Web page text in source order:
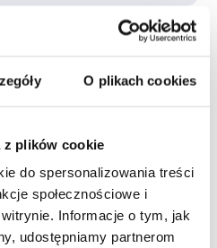
O plikach cookies
z plików cookie
do spersonalizowania treści
społecznościowe i
Informacje o tym, jak
udostępniamy partnerom
32 70 70